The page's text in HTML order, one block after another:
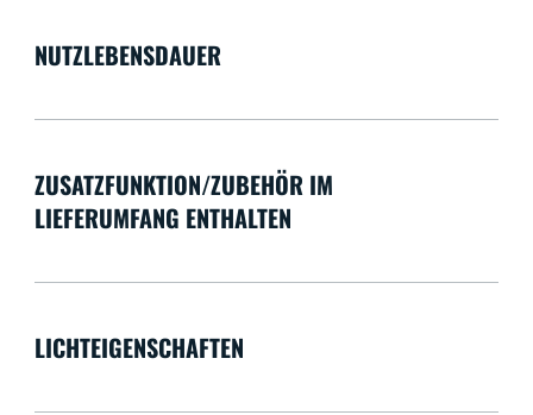
NUTZLEBENSDAUER
ZUSATZFUNKTION/ZUBEHÖR IM
LIEFERUMFANG ENTHALTEN
LICHTEIGENSCHAFTEN